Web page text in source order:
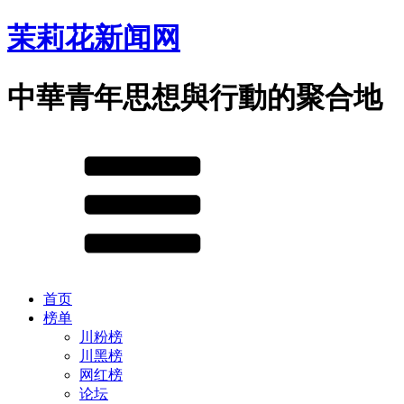
茉莉花新闻网
中華青年思想與行動的聚合地
首页
榜单
川粉榜
川黑榜
网红榜
论坛